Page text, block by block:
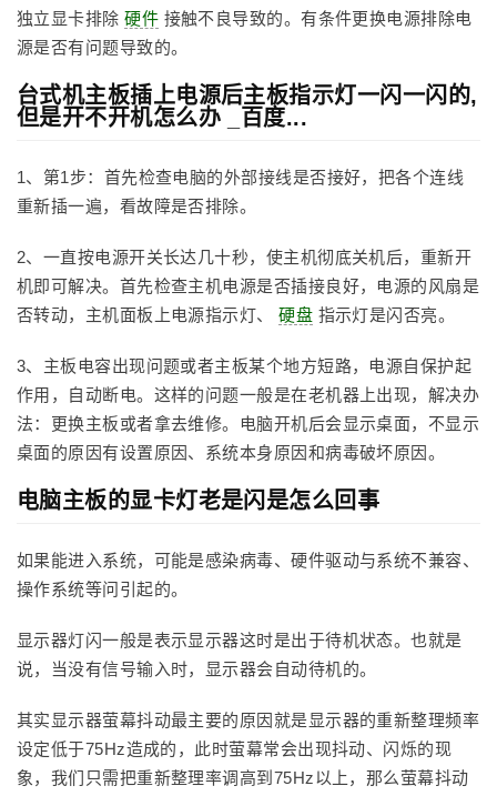
独立显卡排除硬件 接触不良导致的。有条件更换电源排除电
源是否有问题导致的。
台式机主板插上电源后主板指示灯一闪一闪的,
但是开不开机怎么办 _百度...
1、第1步：首先检查电脑的外部接线是否接好，把各个连线
重新插一遍，看故障是否排除。
2、一直按电源开关长达几十秒，使主机彻底关机后，重新开
机即可解决。首先检查主机电源是否插接良好，电源的风扇是
否转动，主机面板上电源指示灯、硬盘 指示灯是闪否亮。
3、主板电容出现问题或者主板某个地方短路，电源自保护起
作用，自动断电。这样的问题一般是在老机器上出现，解决办
法：更换主板或者拿去维修。电脑开机后会显示桌面，不显示
桌面的原因有设置原因、系统本身原因和病毒破坏原因。
电脑主板的显卡灯老是闪是怎么回事
如果能进入系统，可能是感染病毒、硬件驱动与系统不兼容、
操作系统等问引起的。
显示器灯闪一般是表示显示器这时是出于待机状态。也就是
说，当没有信号输入时，显示器会自动待机的。
其实显示器萤幕抖动最主要的原因就是显示器的重新整理频率
设定低于75Hz造成的，此时萤幕常会出现抖动、闪烁的现
象，我们只需把重新整理率调高到75Hz以上，那么萤幕抖动